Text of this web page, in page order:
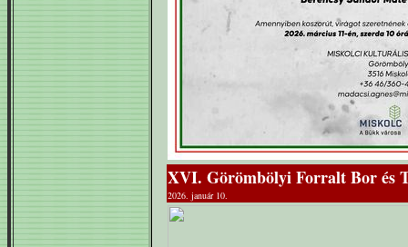
XVI. Görömbölyi Forralt Bor és
2026. január 10.